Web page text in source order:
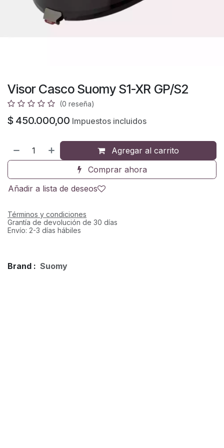
Visor Casco Suomy S1-XR GP/S2
(0 reseña)
$ 450.000,00 Impuestos incluidos
Agregar al carrito
Comprar ahora
Añadir a lista de deseos
Términos y condiciones
Grantía de devolución de 30 días
Envío: 2-3 días hábiles
Brand : Suomy